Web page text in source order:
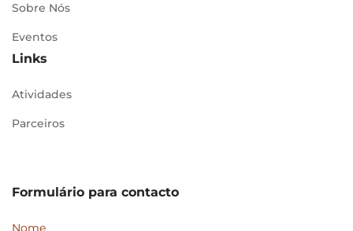
Sobre Nós
Eventos
Links
Atividades
Parceiros
Formulário para contacto
Nome